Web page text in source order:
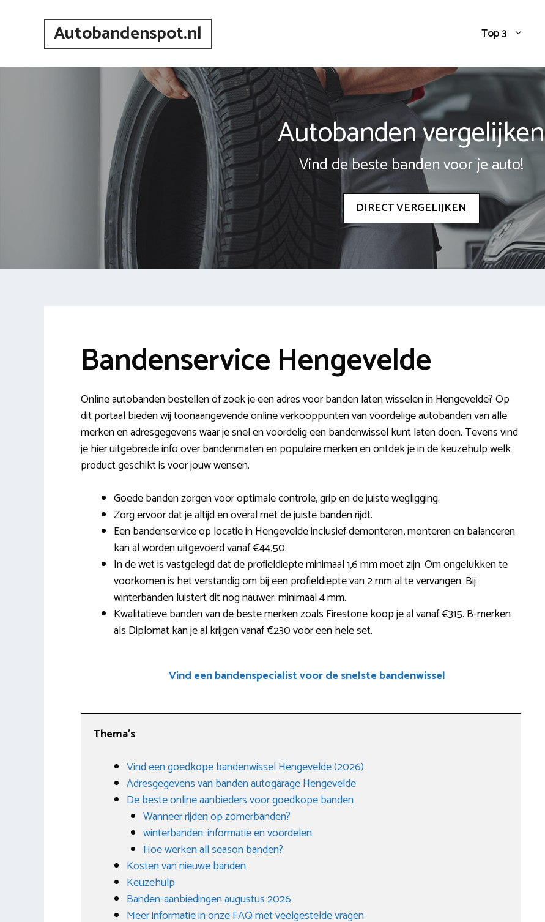
Autobandenspot.nl Top 3
Autobanden vergelijken
Vind de beste banden voor je auto!
DIRECT VERGELIJKEN
Bandenservice Hengevelde
Online autobanden bestellen of zoek je een adres voor banden laten wisselen in Hengevelde? Op
dit portaal bieden wij toonaangevende online verkooppunten van voordelige autobanden van alle
merken en adresgegevens waar je snel en voordelig een bandenwissel kunt laten doen. Tevens vind
je hier uitgebreide info over bandenmaten en populaire merken en ontdek je in de keuzehulp welk
product geschikt is voor jouw wensen.
Goede banden zorgen voor optimale controle, grip en de juiste wegligging.
Zorg ervoor dat je altijd en overal met de juiste banden rijdt.
Een bandenservice op locatie in Hengevelde inclusief demonteren, monteren en balanceren
kan al worden uitgevoerd vanaf €44,50.
In de wet is vastgelegd dat de profieldiepte minimaal 1,6 mm moet zijn. Om ongelukken te
voorkomen is het verstandig om bij een profieldiepte van 2 mm al te vervangen. Bij
winterbanden luistert dit nog nauwer: minimaal 4 mm.
Kwalitatieve banden van de beste merken zoals Firestone koop je al vanaf €315. B-merken
als Diplomat kan je al krijgen vanaf €230 voor een hele set.
Vind een bandenspecialist voor de snelste bandenwissel
Thema’s
Vind een goedkope bandenwissel Hengevelde (2026)
Adresgegevens van banden autogarage Hengevelde
De beste online aanbieders voor goedkope banden
Wanneer rijden op zomerbanden?
winterbanden: informatie en voordelen
Hoe werken all season banden?
Kosten van nieuwe banden
Keuzehulp
Banden-aanbiedingen augustus 2026
Meer informatie in onze FAQ met veelgestelde vragen